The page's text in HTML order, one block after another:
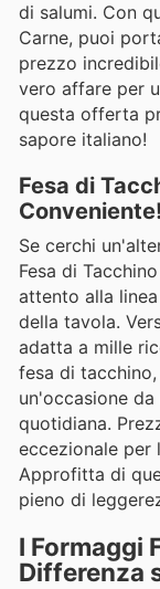
di salumi. Con
Carne, puoi
prezzo
vero affare per
questa offerta
sapore italiano!
Fesa di
Conveniente!
Se cerchi
Fesa di
attento alla
della tavola.
adatta a mille
fesa di
un'occasione
quotidiana.
eccezionale
Approfitta di
pieno di
I Formaggi
Differenza